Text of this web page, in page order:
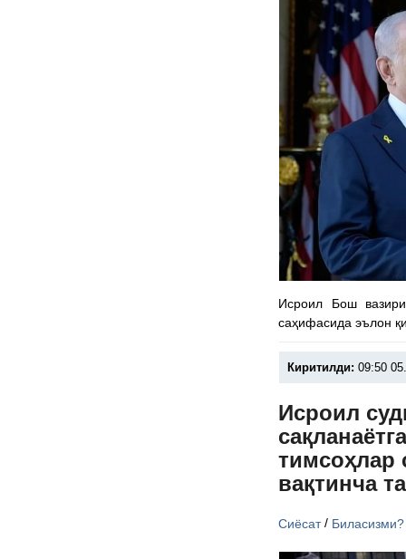
Исроил Бош
саҳифасида эълон
Киритилди: 09:50
Исроил
тимсоҳлар
вақтинча
Сиёсат/ Биласизми?